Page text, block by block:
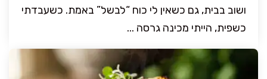
ושוב בבית, גם כשאין לי כוח “לבשל” באמת. כשעבדתי
כשפית, הייתי מכינה גרסה ...